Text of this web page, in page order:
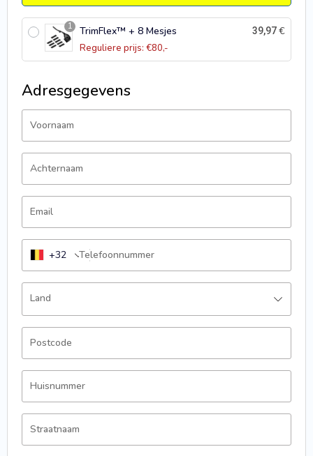
1 TrimFlex™ + 8 Mesjes
Reguliere prijs: €80,-
39,97€
Adresgegevens
Voornaam
Achternaam
Email
Telefoonnummer
+32
Land
Postcode
Huisnummer
Straatnaam